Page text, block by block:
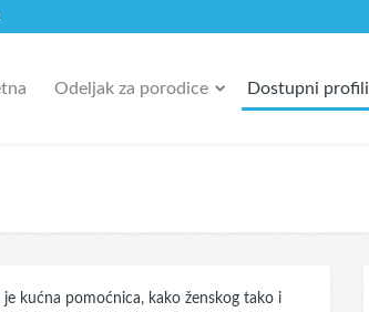
Odeljak za porodice Dostupni profili
kućna pomoćnica, kako ženskog tako i